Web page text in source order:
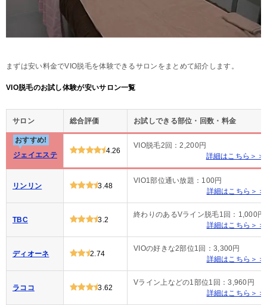
まずは安い料金でVIO脱毛を体験できるサロンをまとめて紹介します。
VIO脱毛のお試し体験が安いサロン一覧
サロン 総合評価 お試しできる部位・回数・料金
おすすめ!
ジェイエステ
4.26
VIO脱毛2回：2,200円
詳細はこちら＞＞
リンリン 3.48
VIO1部位通い放題：100円
詳細はこちら＞＞
TBC 3.2
終わりのあるVライン脱毛1回：1,000円
詳細はこちら＞＞
ディオーネ 2.74
VIOの好きな2部位1回：3,300円
詳細はこちら＞＞
ラココ 3.62
Vライン上などの1部位1回：3,960円
詳細はこちら＞＞